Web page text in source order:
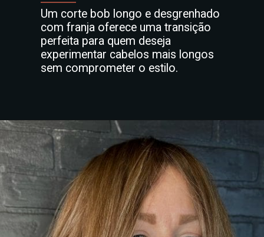
Um corte bob longo e desgrenhado
com franja oferece uma transição
perfeita para quem deseja
experimentar cabelos mais longos
sem comprometer o estilo.